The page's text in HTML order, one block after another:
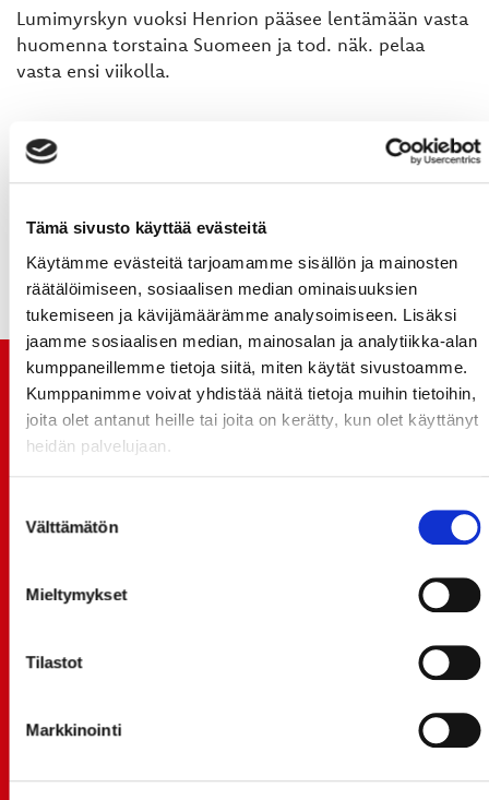
Tämä sivusto käyttää evästeitä
Käytämme evästeitä tarjoamamme sisällön ja mainosten
räätälöimiseen, sosiaalisen median ominaisuuksien
tukemiseen ja kävijämäärämme analysoimiseen. Lisäksi
jaamme sosiaalisen median, mainosalan ja analytiikka-alan
kumppaneillemme tietoja siitä, miten käytät sivustoamme.
Kumppanimme voivat yhdistää näitä tietoja muihin tietoihin,
joita olet antanut heille tai joita on kerätty, kun olet käyttänyt
heidän palvelujaan.
valinta
Välttämätön
Mieltymykset
Tilastot
Markkinointi
Lumimyrskyn vuoksi Henrion pääsee lentämään vasta
huomenna torstaina Suomeen ja tod. näk. pelaa
vasta ensi viikolla.
John Henrion (USA)
Syntynyt: 19.01.1991 Worcester, MA, USA
Ikä: 23 vuotta
Kätisyys: right
TUOREIMMAT UUTISET
JOKERIT-OTTELUN LIPUT MYYNTIIN HUOMENNA TI
LIIKUNTALEIKKIKOULUUN KESÄ-HEINÄKUUSSA!
SPORT-ÄSSÄT JA KOKO JOUKKUEEN MEET&GREET
Rinta-Joupin Autoliike jatkaa Sportin
monikymmenvuotiselle yhteistyölle